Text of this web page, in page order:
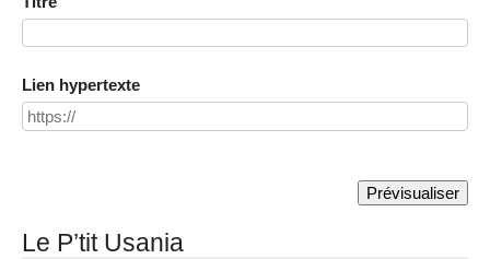
Lien hypertexte
Le P’tit Usania